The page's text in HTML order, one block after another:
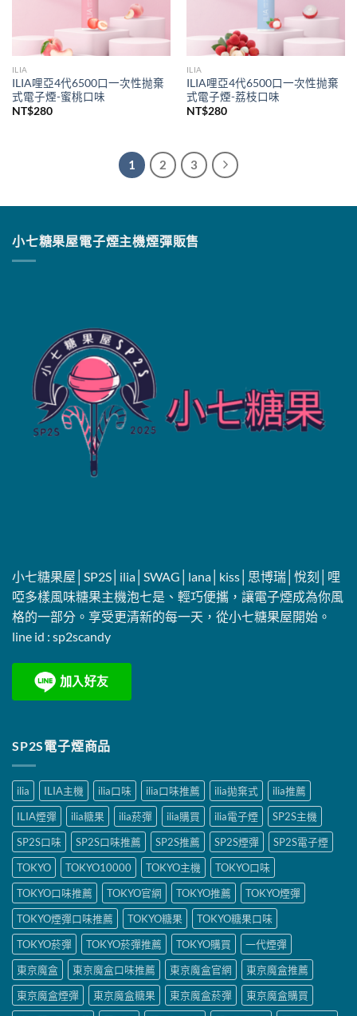
ILIA
ILIA哩亞4代6500口一次性抛棄
式電子煙-蜜桃口味
NT$280
ILIA
ILIA哩亞4代6500口一次性抛棄
式電子煙-荔枝口味
NT$280
1 2 3
小七糖果屋電子煙主機煙彈販售
小七糖果屋│SP2S│ilia│SWAG│lana│kiss│思博瑞│悅刻│哩
啞多樣風味糖果主機泡七是、輕巧便攜，讓電子煙成為你風
格的一部分。享受更清新的每一天，從小七糖果屋開始。
line id : sp2scandy
SP2S電子煙商品
ilia ILIA主機 ilia口味 ilia口味推薦 ilia拋棄式
ilia推薦
ILIA煙彈
ilia糖果 ilia菸彈 ilia購買 ilia電子煙
SP2S主機
SP2S口味
SP2S口味推薦 SP2S推薦 SP2S煙彈
SP2S電子煙
TOKYO
TOKYO10000 TOKYO主機
TOKYO口味
TOKYO口味推薦
TOKYO官網 TOKYO推薦
TOKYO煙彈
TOKYO煙彈口味推薦
TOKYO糖果
TOKYO糖果口味
TOKYO菸彈
TOKYO菸彈推薦 TOKYO購買
一代煙彈
東京魔盒
東京魔盒口味推薦 東京魔盒官網
東京魔盒推薦
東京魔盒煙彈
東京魔盒糖果 東京魔盒菸彈
東京魔盒購買